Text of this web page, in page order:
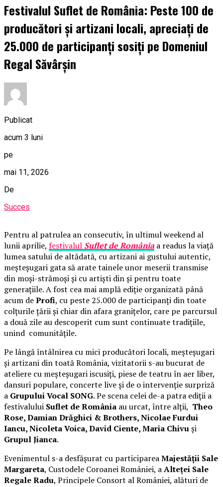
Festivalul Suflet de România: Peste 100 de
producători și artizani locali, apreciați de
25.000 de participanți sosiți pe Domeniul
Regal Săvârșin
Publicat
acum 3 luni
pe
mai 11, 2026
De
Succes
Pentru al patrulea an consecutiv, în ultimul weekend al
lunii aprilie, festivalul Suflet de România a readus la viață
lumea satului de altădată, cu artizani ai gustului autentic,
meșteșugari gata să arate tainele unor meserii transmise
din moși-strămoși și cu artiști din și pentru toate
generațiile. A fost cea mai amplă ediție organizată până
acum deProfi, cu peste 25.000 de participanți din toate
colțurile țării și chiar din afara granițelor, care pe parcursul
a două zile au descoperit cum sunt continuate tradițiile,
unind comunitățile.
Pe lângă întâlnirea cu mici producători locali, meșteșugari
și artizani din toată România, vizitatorii s-au bucurat de
ateliere cu meșteșugari iscusiți, piese de teatru în aer liber,
dansuri populare, concerte live și de o intervenție surpriză
a Grupului Vocal SONG. Pe scena celei de-a patra ediții a
festivalului Suflet de România au urcat, între alții, Theo
Rose, Damian Drăghici & Brothers, Nicolae Furdui
Iancu, Nicoleta Voica, David Ciente, Maria Chivuși
Grupul Jianca.
Evenimentul s-a desfășurat cu participareaMajestății Sale
Margareta, Custodele Coroanei României, aAlteței Sale
Regale Radu, Principele Consort al României, alături de